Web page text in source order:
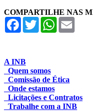
COMPARTILHE NAS
Facebook
TwitterWhatsApp
A INB
Quem somos
Comissão de Ética
Onde estamos
Licitações e Contratos
Trabalhe com a INB